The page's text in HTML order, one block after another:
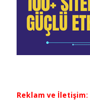
Reklam ve İletişim: